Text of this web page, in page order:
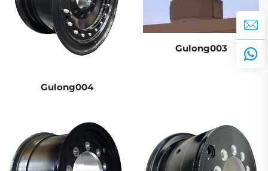
Gulong004
Gulong003